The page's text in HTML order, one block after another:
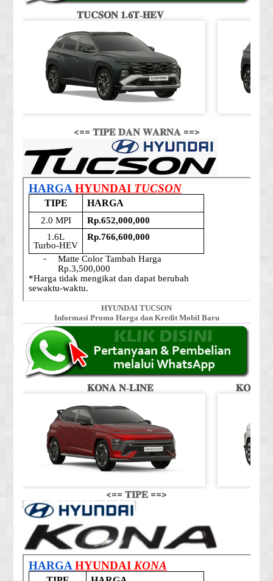
𝐓𝐔𝐂𝐒𝐎𝐍 𝟏.𝟔𝐓-𝐇𝐄𝐕
<== 𝐓𝐈𝐏𝐄 𝐃𝐀𝐍 𝐖𝐀𝐑𝐍𝐀 ==>
HYUNDAI TUCSON
Informasi Promo Harga dan Kredit Mobil Baru
𝐊𝐎𝐍𝐀 𝐍-𝐋𝐈𝐍𝐄 𝐊𝐎𝐍𝐀
<== 𝐓𝐈𝐏𝐄 ==>